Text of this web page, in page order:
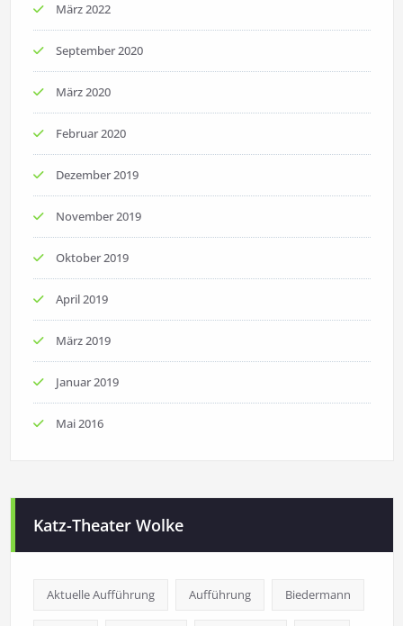
März 2022
September 2020
März 2020
Februar 2020
Dezember 2019
November 2019
Oktober 2019
April 2019
März 2019
Januar 2019
Mai 2016
Katz-Theater Wolke
Aktuelle Aufführung Aufführung Biedermann